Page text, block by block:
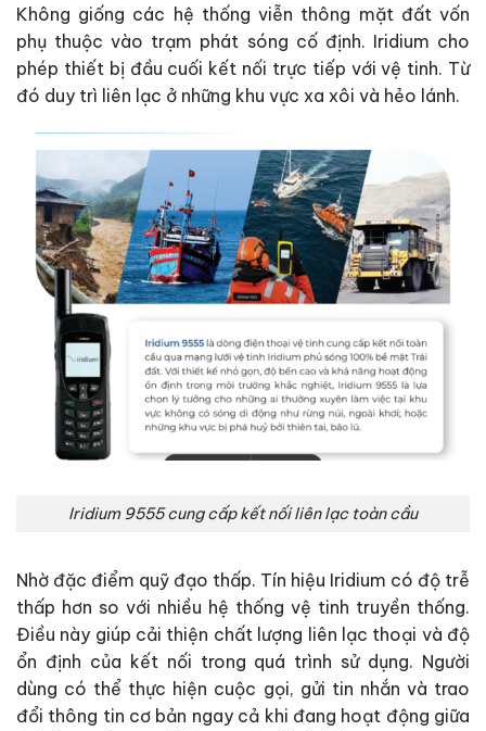
Không giống các hệ thống viễn thông mặt đất vốn
phụ thuộc vào trạm phát sóng cố định. Iridium cho
phép thiết bị đầu cuối kết nối trực tiếp với vệ tinh. Từ
đó duy trì liên lạc ở những khu vực xa xôi và hẻo lánh.
Iridium 9555 cung cấp kết nối liên lạc toàn cầu
Nhờ đặc điểm quỹ đạo thấp. Tín hiệu Iridium có độ trễ
thấp hơn so với nhiều hệ thống vệ tinh truyền thống.
Điều này giúp cải thiện chất lượng liên lạc thoại và độ
ổn định của kết nối trong quá trình sử dụng. Người
dùng có thể thực hiện cuộc gọi, gửi tin nhắn và trao
đổi thông tin cơ bản ngay cả khi đang hoạt động giữa